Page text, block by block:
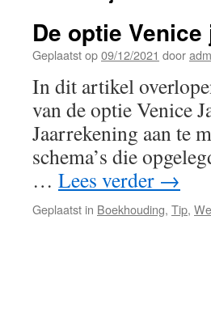
De optie
Geplaatst op09/12/2021 door
In dit artikel
van de optie Venice
Jaarrekening aan te
schema’s die
… Lees verder →
Geplaatst in Boekhouding, Tip,